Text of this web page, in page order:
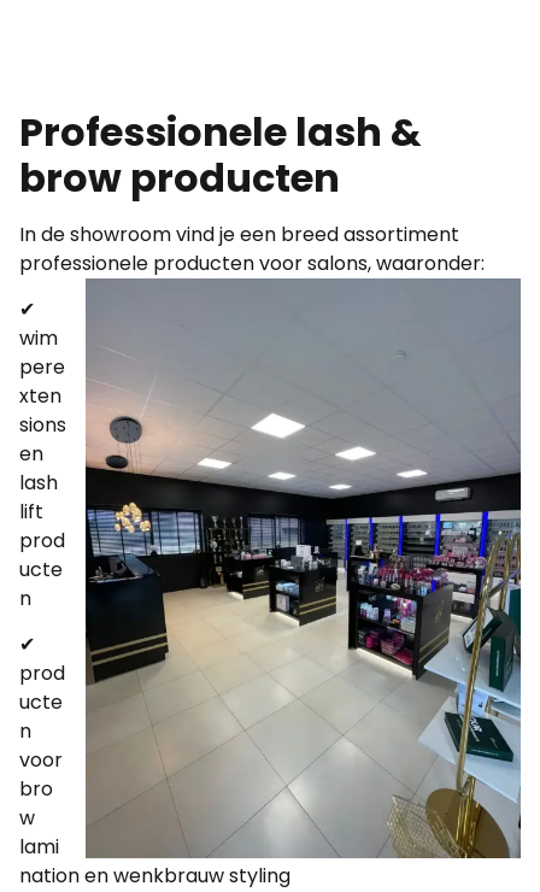
Professionele lash &
brow producten
In de showroom vind je een breed assortiment
professionele producten voor salons, waaronder:
✔
wim
pere
xten
sions
en
lash
lift
prod
ucte
n
✔
prod
ucte
n
voor
bro
w
lami
nation en wenkbrauw styling